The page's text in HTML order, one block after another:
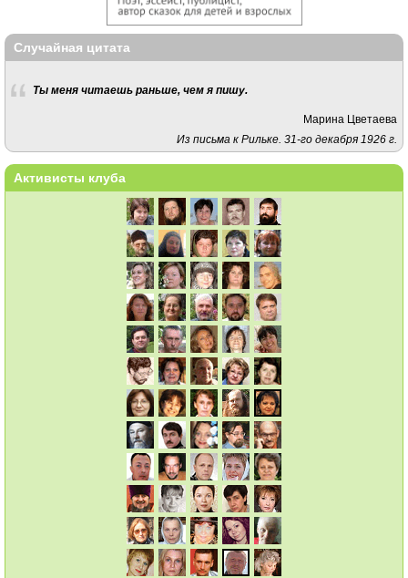
Случайная цитата
Ты меня читаешь раньше, чем я пишу.
Марина Цветаева
Из письма к Рильке. 31-го декабря 1926 г.
Активисты клуба